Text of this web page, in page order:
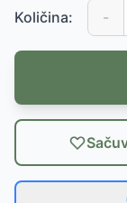
Količina: -